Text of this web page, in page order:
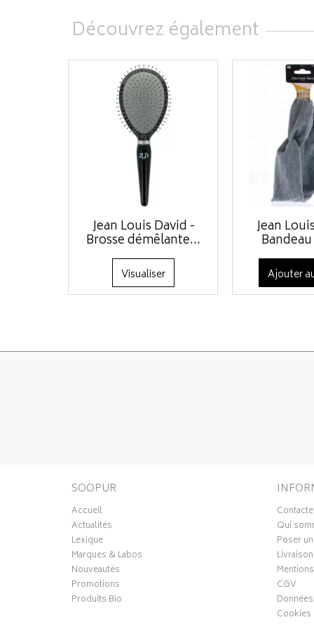
Découvrez également
Jean Louis David -
Brosse démêlante...
Visualiser
Jean
Ajouter
SOOPUR
Accueil
Actualités
Lexique
Marques & Labos
Nouveautés
Promotions
Produits Bio
Qui
Poser
Livraison
CGV
Cookies